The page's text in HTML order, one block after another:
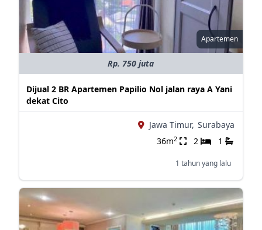
Apartemen
Rp. 750 juta
Dijual 2 BR Apartemen Papilio Nol jalan raya A Yani
dekat Cito
Jawa Timur, Surabaya
36m2 2 1
1 tahun yang lalu